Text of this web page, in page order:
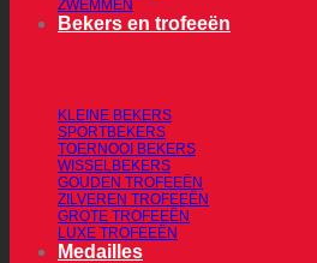
ZWEMMEN
Bekers en trofeeën
KLEINE BEKERS
SPORTBEKERS
TOERNOOI BEKERS
WISSELBEKERS
GOUDEN TROFEEËN
ZILVEREN TROFEEËN
GROTE TROFEEËN
LUXE TROFEEËN
Medailles